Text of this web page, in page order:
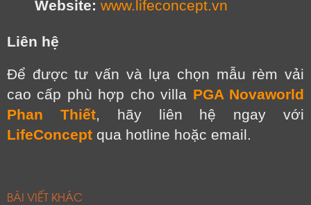
Website: www.lifeconcept.vn
Liên hệ
Để được tư vấn và lựa chọn mẫu rèm vải
cao cấp phù hợp cho villa PGA Novaworld
Phan Thiết, hãy liên hệ ngay với
LifeConcept qua hotline hoặc email.
BÀI VIẾT KHÁC